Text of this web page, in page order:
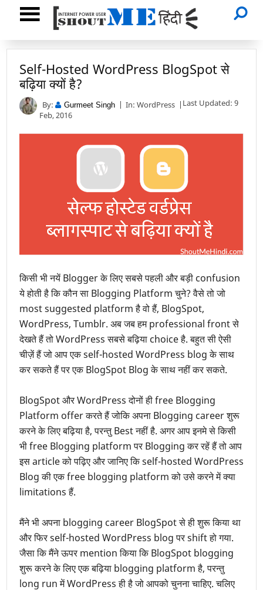
Self-Hosted WordPress BlogSpot से
बढ़िया क्यों है?
By: Gurmeet Singh In: WordPress
Last Updated: 9
Feb, 2016
किसी भी नयें Blogger के लिए सबसे पहली और बड़ी confusion
ये होती है कि कौन सा Blogging Platform चुने? वैसे तो जो
most suggested platform है वो हैं, BlogSpot,
WordPress, Tumblr. अब जब हम professional front से
देखते हैं तो WordPress सबसे बढ़िया choice है. बहुत सी ऐसी
चीज़ें हैं जो आप एक self-hosted WordPress blog के साथ
कर सकते हैं पर एक BlogSpot Blog के साथ नहीं कर सकते.
BlogSpot और WordPress दोनों ही free Blogging
Platform offer करते हैं जोकि अपना Blogging career शुरू
करने के लिए बढ़िया है, परन्तु Best नहीं है. अगर आप इनमे से किसी
भी free Blogging platform पर Blogging कर रहें हैं तो आप
इस article को पढ़िए और जानिए कि self-hosted WordPress
Blog की एक free blogging platform को उसे करने में क्या
limitations हैं.
मैंने भी अपना blogging career BlogSpot से ही शुरू किया था
और फिर self-hosted WordPress blog पर shift हो गया.
जैसा कि मैंने ऊपर mention किया कि BlogSpot blogging
शुरू करने के लिए एक बढ़िया blogging platform है, परन्तु
long run में WordPress ही है जो आपको चुनना चाहिए. चलिए